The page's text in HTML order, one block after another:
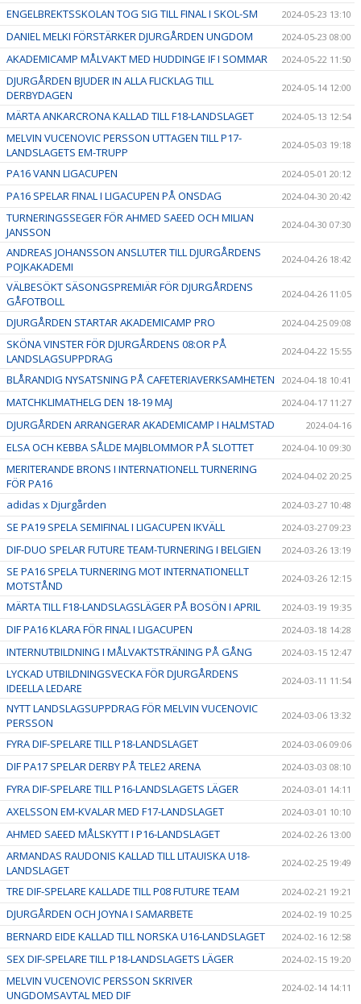
ENGELBREKTSSKOLAN TOG SIG TILL FINAL I SKOL-SM 2024-05-23 13:10
DANIEL MELKI FÖRSTÄRKER DJURGÅRDEN UNGDOM 2024-05-23 08:00
AKADEMICAMP MÅLVAKT MED HUDDINGE IF I SOMMAR 2024-05-22 11:50
DJURGÅRDEN BJUDER IN ALLA FLICKLAG TILL
DERBYDAGEN
2024-05-14 12:00
MÄRTA ANKARCRONA KALLAD TILL F18-LANDSLAGET 2024-05-13 12:54
MELVIN VUCENOVIC PERSSON UTTAGEN TILL P17-
LANDSLAGETS EM-TRUPP
2024-05-03 19:18
PA16 VANN LIGACUPEN 2024-05-01 20:12
PA16 SPELAR FINAL I LIGACUPEN PÅ ONSDAG 2024-04-30 20:42
TURNERINGSSEGER FÖR AHMED SAEED OCH MILIAN
JANSSON
2024-04-30 07:30
ANDREAS JOHANSSON ANSLUTER TILL DJURGÅRDENS
POJKAKADEMI
2024-04-26 18:42
VÄLBESÖKT SÄSONGSPREMIÄR FÖR DJURGÅRDENS
GÅFOTBOLL
2024-04-26 11:05
DJURGÅRDEN STARTAR AKADEMICAMP PRO 2024-04-25 09:08
SKÖNA VINSTER FÖR DJURGÅRDENS 08:OR PÅ
LANDSLAGSUPPDRAG
2024-04-22 15:55
BLÅRANDIG NYSATSNING PÅ CAFETERIAVERKSAMHETEN 2024-04-18 10:41
MATCHKLIMATHELG DEN 18-19 MAJ 2024-04-17 11:27
DJURGÅRDEN ARRANGERAR AKADEMICAMP I HALMSTAD 2024-04-16
ELSA OCH KEBBA SÅLDE MAJBLOMMOR PÅ SLOTTET 2024-04-10 09:30
MERITERANDE BRONS I INTERNATIONELL TURNERING
FÖR PA16
2024-04-02 20:25
adidas x Djurgården 2024-03-27 10:48
SE PA19 SPELA SEMIFINAL I LIGACUPEN IKVÄLL 2024-03-27 09:23
DIF-DUO SPELAR FUTURE TEAM-TURNERING I BELGIEN 2024-03-26 13:19
SE PA16 SPELA TURNERING MOT INTERNATIONELLT
MOTSTÅND
2024-03-26 12:15
MÄRTA TILL F18-LANDSLAGSLÄGER PÅ BOSÖN I APRIL 2024-03-19 19:35
DIF PA16 KLARA FÖR FINAL I LIGACUPEN 2024-03-18 14:28
INTERNUTBILDNING I MÅLVAKTSTRÄNING PÅ GÅNG 2024-03-15 12:47
LYCKAD UTBILDNINGSVECKA FÖR DJURGÅRDENS
IDEELLA LEDARE
2024-03-11 11:54
NYTT LANDSLAGSUPPDRAG FÖR MELVIN VUCENOVIC
PERSSON
2024-03-06 13:32
FYRA DIF-SPELARE TILL P18-LANDSLAGET 2024-03-06 09:06
DIF PA17 SPELAR DERBY PÅ TELE2 ARENA 2024-03-03 08:10
FYRA DIF-SPELARE TILL P16-LANDSLAGETS LÄGER 2024-03-01 14:11
AXELSSON EM-KVALAR MED F17-LANDSLAGET 2024-03-01 10:10
AHMED SAEED MÅLSKYTT I P16-LANDSLAGET 2024-02-26 13:00
ARMANDAS RAUDONIS KALLAD TILL LITAUISKA U18-
LANDSLAGET
2024-02-25 19:49
TRE DIF-SPELARE KALLADE TILL P08 FUTURE TEAM 2024-02-21 19:21
DJURGÅRDEN OCH JOYNA I SAMARBETE 2024-02-19 10:25
BERNARD EIDE KALLAD TILL NORSKA U16-LANDSLAGET 2024-02-16 12:58
SEX DIF-SPELARE TILL P18-LANDSLAGETS LÄGER 2024-02-15 19:20
MELVIN VUCENOVIC PERSSON SKRIVER
UNGDOMSAVTAL MED DIF
2024-02-14 14:11